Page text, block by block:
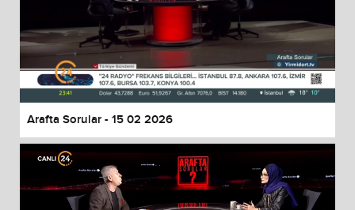
Arafta Sorular - 15 02 2026